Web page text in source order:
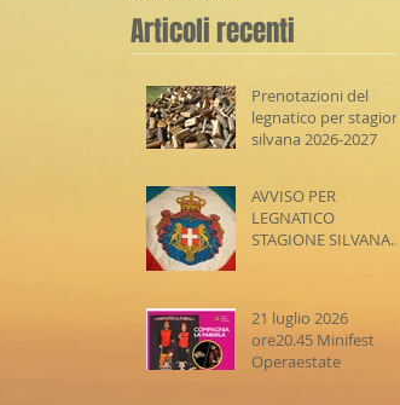
Articoli recenti
Prenotazioni del
legnatico per stagione
silvana 2026-2027
AVVISO PER
LEGNATICO
STAGIONE SILVANA
21 luglio 2026
ore20.45 Minifest
Operaestate